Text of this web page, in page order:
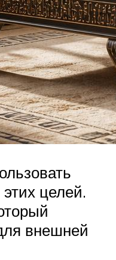
целей.
внешней